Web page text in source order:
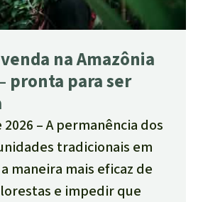
na Amazônia
pronta para ser
A permanência dos
tradicionais em
maneira mais eficaz de
e impedir que